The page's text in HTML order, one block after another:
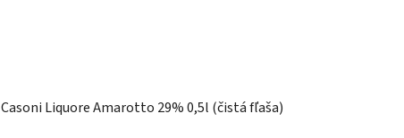
Casoni Liquore Amarotto 29% 0,5l (čistá fľaša)